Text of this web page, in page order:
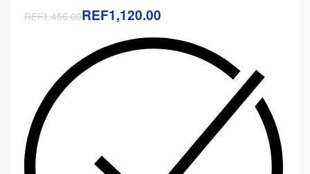
REF1,456.00REF1,120.00